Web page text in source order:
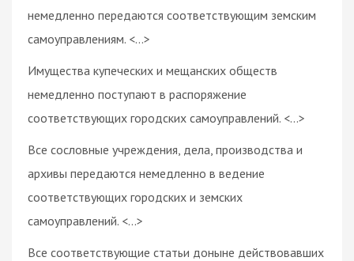
немедленно передаются соответствующим земским
самоуправлениям. <...>
Имущества купеческих и мещанских обществ
немедленно поступают в распоряжение
соответствующих городских самоуправлений. <...>
Все сословные учреждения, дела, производства и
архивы передаются немедленно в ведение
соответствующих городских и земских
самоуправлений. <...>
Все соответствующие статьи доныне действовавших